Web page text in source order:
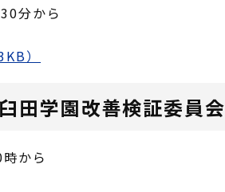
分から
）
田学園改善検証委員会
から